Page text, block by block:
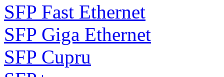
SFP Fast Ethernet
SFP Giga Ethernet
SFP Cupru